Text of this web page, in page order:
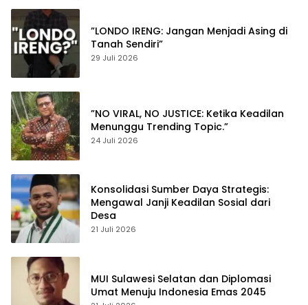
”LONDO IRENG: Jangan Menjadi Asing di
Tanah Sendiri”
29 Juli 2026
”NO VIRAL, NO JUSTICE: Ketika Keadilan
Menunggu Trending Topic.”
24 Juli 2026
Konsolidasi Sumber Daya Strategis:
Mengawal Janji Keadilan Sosial dari
Desa
21 Juli 2026
MUI Sulawesi Selatan dan Diplomasi
Umat Menuju Indonesia Emas 2045